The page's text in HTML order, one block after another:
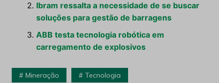
Ibram ressalta a necessidade de se buscar
soluções para gestão de barragens
ABB testa tecnologia robótica em
carregamento de explosivos
Mineração Tecnologia